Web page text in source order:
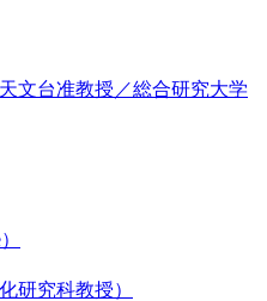
文台准教授／総合研究大学
研究科教授）